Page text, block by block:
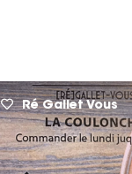
Ré Gallet Vous